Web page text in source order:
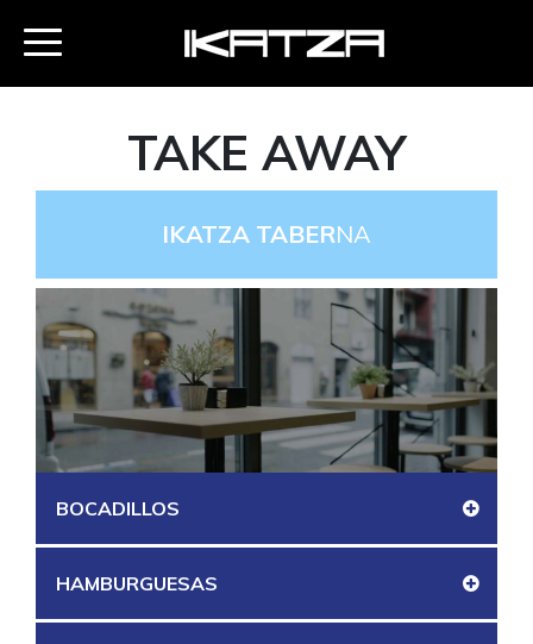
TAKE AWAY
IKATZA TABERNA
BOCADILLOS
HAMBURGUESAS